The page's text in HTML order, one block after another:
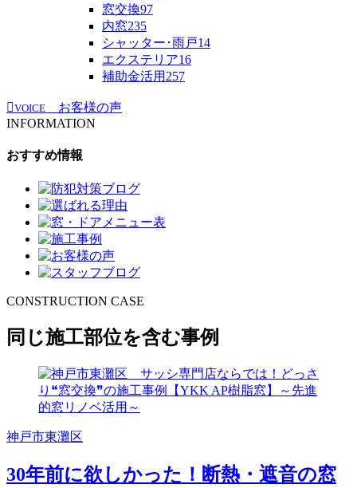
窓交換97
内窓235
シャッター･雨戸14
エクステリア16
補助金活用 257
VOICE
お客様の声
INFORMATION
おすすめ情報
CONSTRUCTION CASE
同じ施工部位を含む事例
神戸市東灘区
30年前に欲しかった！断熱・遮音の窓